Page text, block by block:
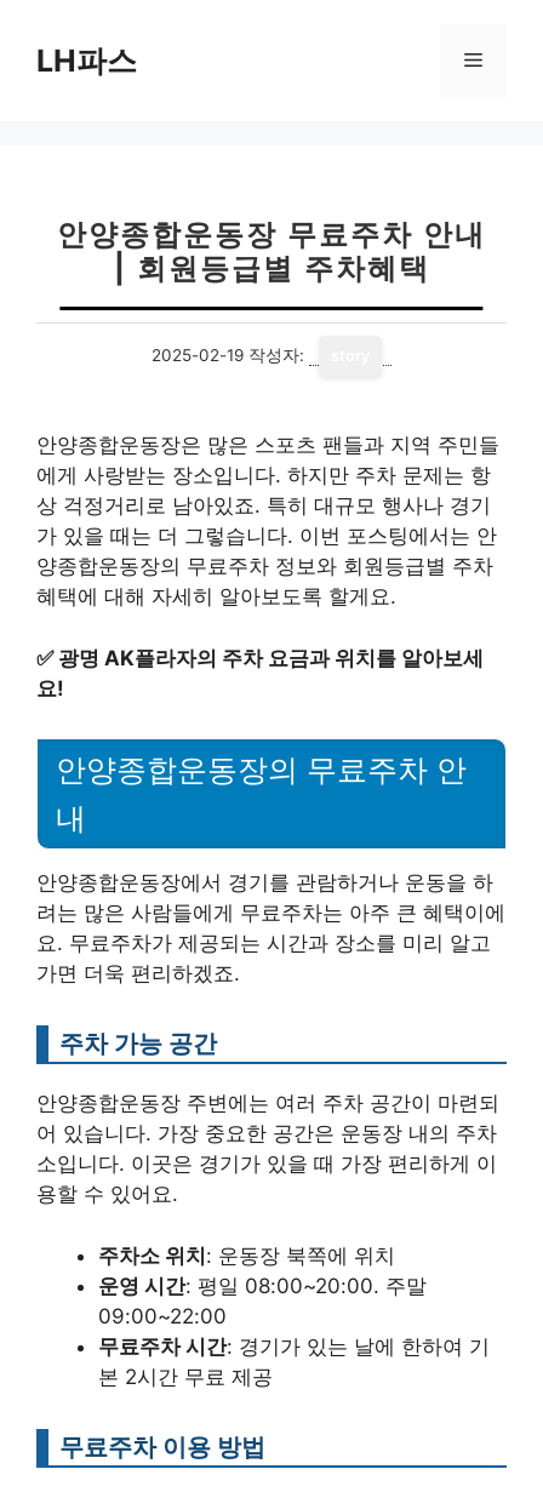
LH파스 메
안양종합운동장 무료주차 안내
| 회원등급별 주차혜택
2025-02-19 작성자:
안양종합운동장은 많은 스포츠 팬들과 지역 주민들
에게 사랑받는 장소입니다. 하지만 주차 문제는 항
상 걱정거리로 남아있죠. 특히 대규모 행사나 경기
가 있을 때는 더 그렇습니다. 이번 포스팅에서는 안
양종합운동장의 무료주차 정보와 회원등급별 주차
혜택에 대해 자세히 알아보도록 할게요.
✅ 광명 AK플라자의 주차 요금과 위치를 알아보세
요!
안양종합운동장의 무료주차 안
내
안양종합운동장에서 경기를 관람하거나 운동을 하
려는 많은 사람들에게 무료주차는 아주 큰 혜택이에
요. 무료주차가 제공되는 시간과 장소를 미리 알고
가면 더욱 편리하겠죠.
주차 가능 공간
안양종합운동장 주변에는 여러 주차 공간이 마련되
어 있습니다. 가장 중요한 공간은 운동장 내의 주차
소입니다. 이곳은 경기가 있을 때 가장 편리하게 이
용할 수 있어요.
주차소 위치: 운동장 북쪽에 위치
운영 시간: 평일 08:00~20:00. 주말
09:00~22:00
무료주차 시간: 경기가 있는 날에 한하여 기
본 2시간 무료 제공
무료주차 이용 방법